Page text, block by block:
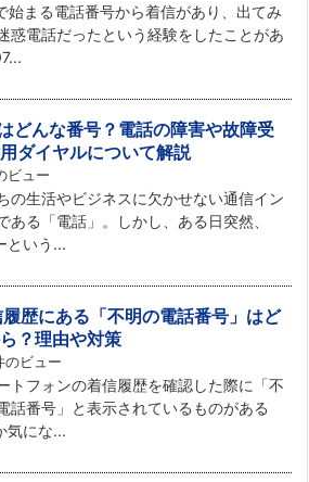
始まる電話番号から着信があり、出てみ
惑電話だったという経験をしたことがあ
どんな番号？電話の障害や故障受
ダイヤルについて解説
ビュー
の生活やビジネスに欠かせない通信イン
ある「電話」。しかし、ある日突然、
という...
歴にある「不明の電話番号」はど
？理由や対策
のビュー
トフォンの着信履歴を確認した際に「不
話番号」と表示されているものがある
気にな...